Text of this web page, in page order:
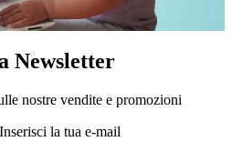
Newsletter
nostre vendite e promozioni
Inserisci la tua e-mail